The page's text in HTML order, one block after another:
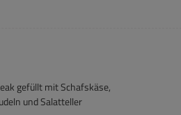
gefüllt mit Schafskäse,
und Salatteller